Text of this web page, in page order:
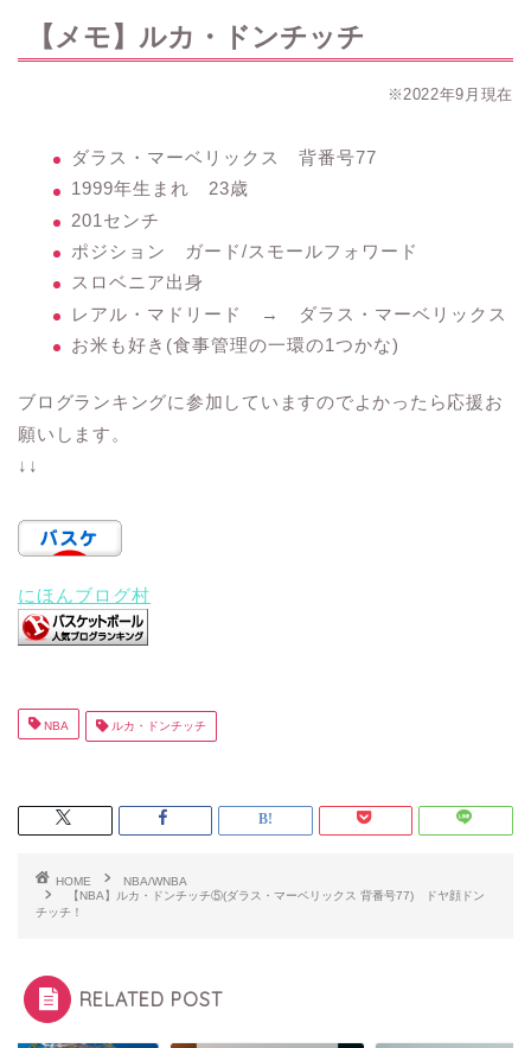
【メモ】ルカ・ドンチッチ
※2022年9月現在
ダラス・マーベリックス 背番号77
1999年生まれ 23歳
201センチ
ポジション ガード/スモールフォワード
スロベニア出身
レアル・マドリード → ダラス・マーベリックス
お米も好き(食事管理の一環の1つかな)
ブログランキングに参加していますのでよかったら応援お
願いします。
↓↓
にほんブログ村
NBA ルカ・ドンチッチ
HOME
NBA/WNBA
【NBA】ルカ・ドンチッチ⑤(ダラス・マーベリックス 背番号77) ドヤ顔ドン
チッチ！
RELATED POST